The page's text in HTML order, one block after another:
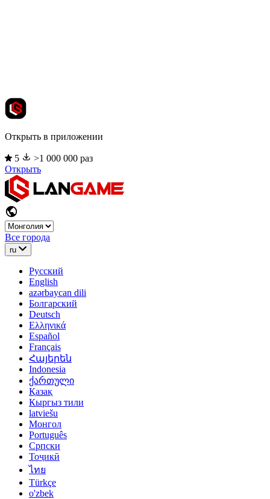
Открыть в приложении
5
>1 000 000 раз
Открыть
Все города
ru
Русский
English
azərbaycan dili
Болгарский
Deutsch
Ελληνικά
Español
Français
Հայերեն
Indonesia
ქართული
Қазақ
Кыргыз тили
latviešu
Монгол
Português
Српски
Тоҷикӣ
ไทย
Türkçe
o'zbek